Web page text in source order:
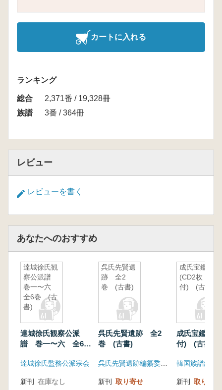
カートに入れる
ランキング
総合
2,371番 / 19,328冊
族譜
3番 / 364冊
レビュー
レビューを書く
あなたへのおすすめ
達城徐氏観
察公派譜
巻一〜六
全6巻 (古
書)
達城徐氏観察公派
譜 巻一〜六 全6
達城徐氏監務公派宗会
新刊 在庫なし
呉氏先賢遺
跡 全2
巻 (古書)
呉氏先賢遺跡 全2
巻 (古書)
新刊 取り寄せ
成氏宝鑑
(CD2枚
付) (古書)
成氏宝鑑
付) (古書)
韓国族譜編纂
新刊 取り寄せ